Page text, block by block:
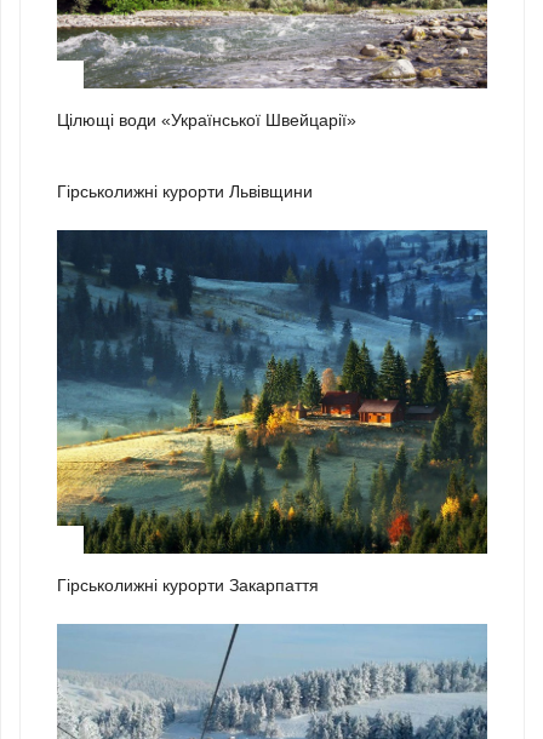
Цілющі води «Української Швейцарії»
Гірськолижні курорти Львівщини
Гірськолижні курорти Закарпаття